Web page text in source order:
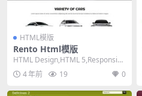
HTML模版
Rento Html模版
HTML Design,HTML 5,Responsiv
e, 3 Columns...
4 年前 19 0